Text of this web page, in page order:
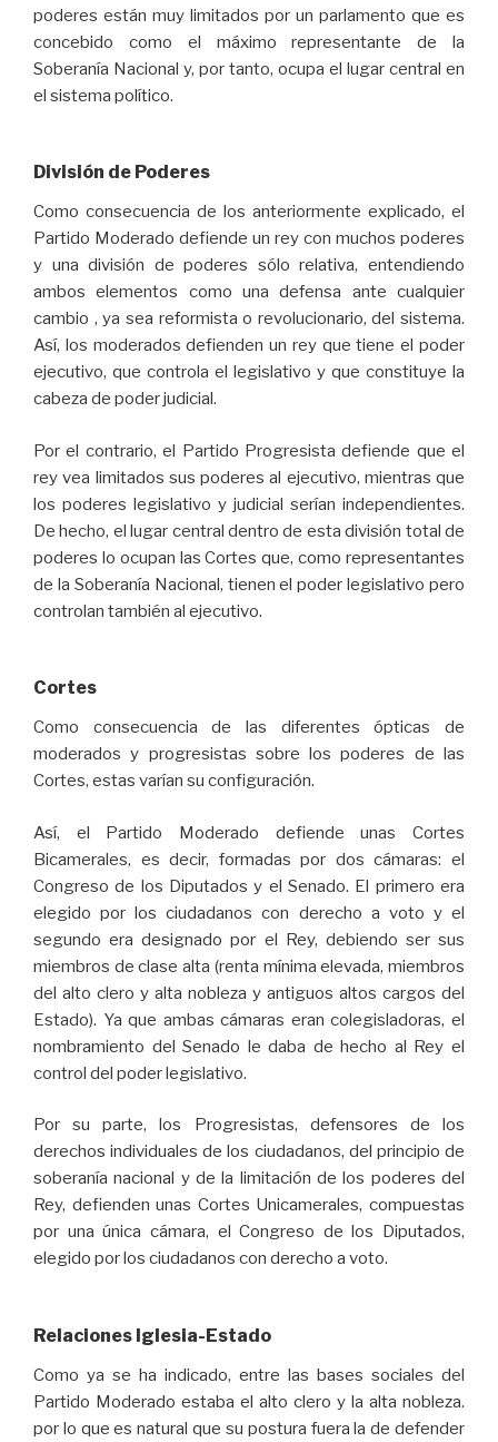
poderes están muy limitados por un parlamento que es
concebido como el máximo representante de la
Soberanía Nacional y, por tanto, ocupa el lugar central en
el sistema político.
División de Poderes
Como consecuencia de los anteriormente explicado, el
Partido Moderado defiende un rey con muchos poderes
y una división de poderes sólo relativa, entendiendo
ambos elementos como una defensa ante cualquier
cambio , ya sea reformista o revolucionario, del sistema.
Así, los moderados defienden un rey que tiene el poder
ejecutivo, que controla el legislativo y que constituye la
cabeza de poder judicial.
Por el contrario, el Partido Progresista defiende que el
rey vea limitados sus poderes al ejecutivo, mientras que
los poderes legislativo y judicial serían independientes.
De hecho, el lugar central dentro de esta división total de
poderes lo ocupan las Cortes que, como representantes
de la Soberanía Nacional, tienen el poder legislativo pero
controlan también al ejecutivo.
Cortes
Como consecuencia de las diferentes ópticas de
moderados y progresistas sobre los poderes de las
Cortes, estas varían su configuración.
Así, el Partido Moderado defiende unas Cortes
Bicamerales, es decir, formadas por dos cámaras: el
Congreso de los Diputados y el Senado. El primero era
elegido por los ciudadanos con derecho a voto y el
segundo era designado por el Rey, debiendo ser sus
miembros de clase alta (renta mínima elevada, miembros
del alto clero y alta nobleza y antiguos altos cargos del
Estado). Ya que ambas cámaras eran colegisladoras, el
nombramiento del Senado le daba de hecho al Rey el
control del poder legislativo.
Por su parte, los Progresistas, defensores de los
derechos individuales de los ciudadanos, del principio de
soberanía nacional y de la limitación de los poderes del
Rey, defienden unas Cortes Unicamerales, compuestas
por una única cámara, el Congreso de los Diputados,
elegido por los ciudadanos con derecho a voto.
Relaciones Iglesia-Estado
Como ya se ha indicado, entre las bases sociales del
Partido Moderado estaba el alto clero y la alta nobleza.
por lo que es natural que su postura fuera la de defender